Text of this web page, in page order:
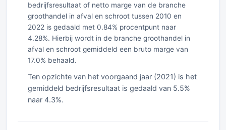
bedrijfsresultaat of netto marge van de branche
groothandel in afval en schroot tussen 2010 en
2022 is gedaald met 0.84% procentpunt naar
4.28%. Hierbij wordt in de branche groothandel in
afval en schroot gemiddeld een bruto marge van
17.0% behaald.
Ten opzichte van het voorgaand jaar (2021) is het
gemiddeld bedrijfsresultaat is gedaald van 5.5%
naar 4.3%.